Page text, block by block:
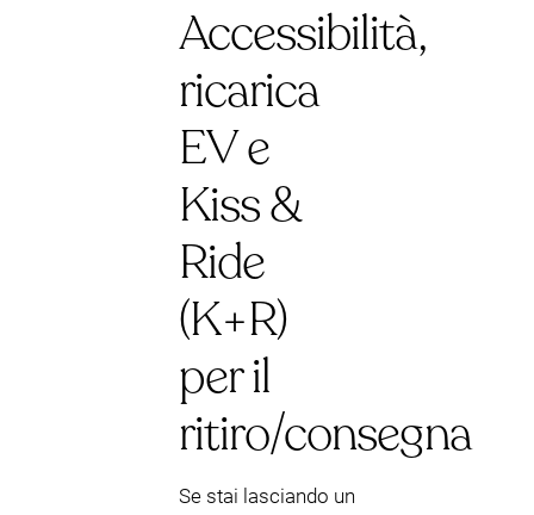
Accessibilità,
ricarica
EV e
Kiss &
Ride
(K+R)
per il
ritiro/consegna
Se stai lasciando un